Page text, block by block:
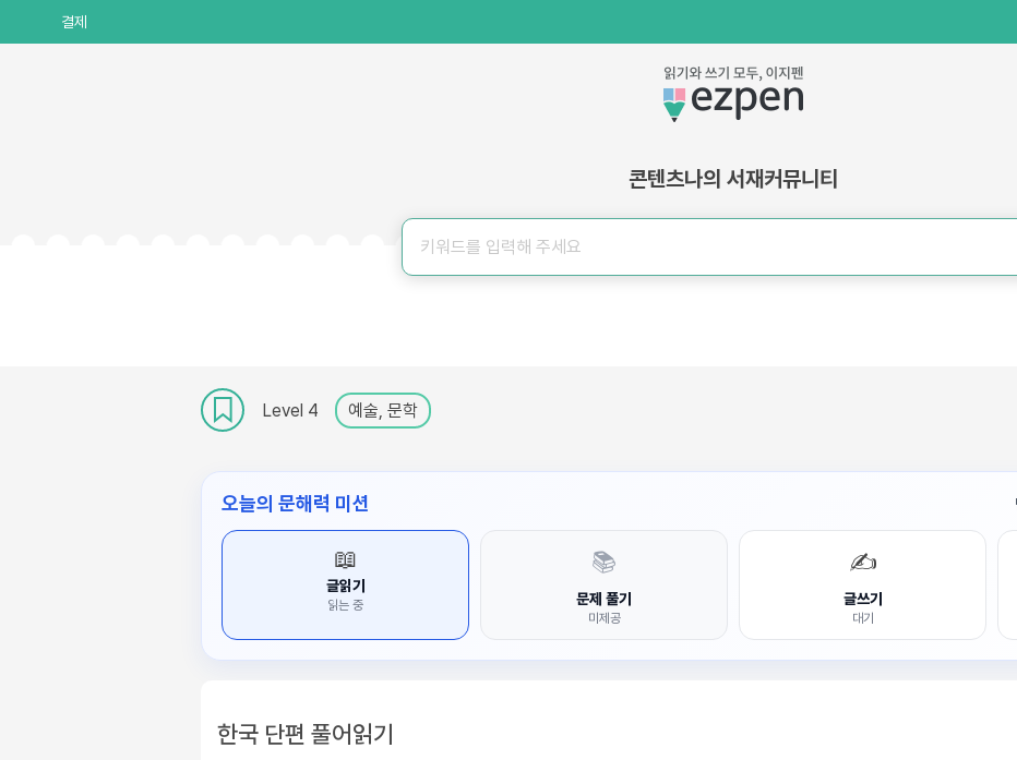
결제
콘텐츠나의 서재커뮤니티
Level 4 예술, 문학
오늘의 문해력 미션
📖
글읽기
읽는 중
📚
문제 풀기
미제공
✍️
글쓰기
대기
한국 단편 풀어읽기